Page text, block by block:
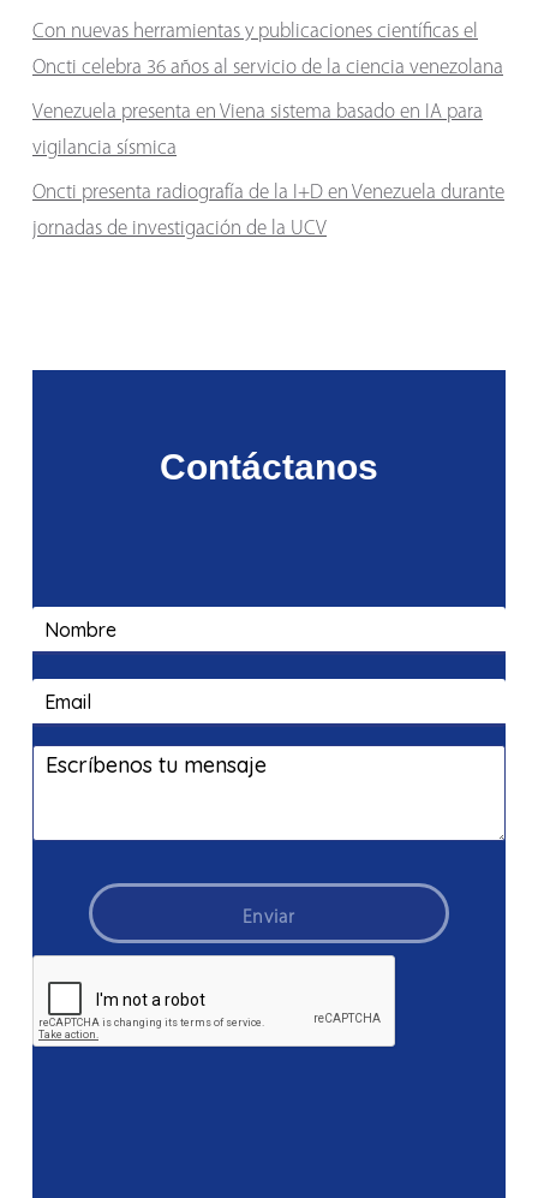
Con nuevas herramientas y publicaciones científicas el
Oncti celebra 36 años al servicio de la ciencia venezolana
Venezuela presenta en Viena sistema basado en IA para
vigilancia sísmica
Oncti presenta radiografía de la I+D en Venezuela durante
jornadas de investigación de la UCV
Contáctanos
Enviar